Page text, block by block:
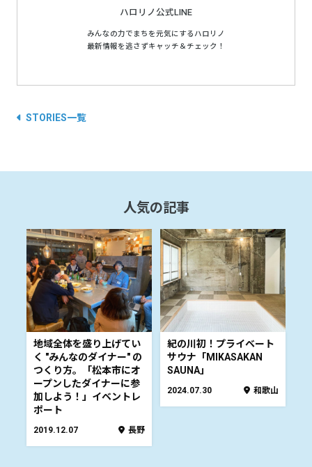
ハロリノ公式LINE
みんなの力でまちを元気にするハロリノ
最新情報を逃さずキャッチ＆チェック！
STORIES一覧
人気の記事
地域全体を盛り上げてい
く "みんなのダイナー" の
つくり方。「松本市にオ
ープンしたダイナーに参
加しよう！」イベントレ
ポート
2019.12.07 長野
紀の川初！プライベート
サウナ「MIKASAKAN
SAUNA」
2024.07.30 和歌山